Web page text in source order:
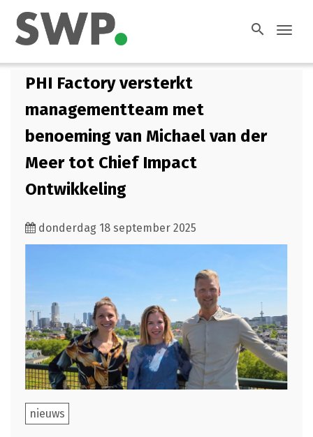
search
PHI Factory versterkt
managementteam met
benoeming van Michael van der
Meer tot Chief Impact
Ontwikkeling
donderdag 18 september 2025
nieuws